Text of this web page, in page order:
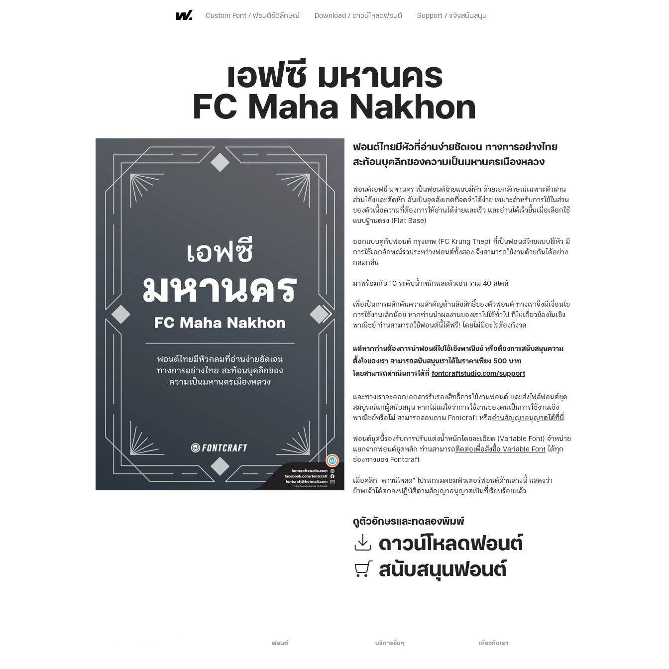
Custom Font / ฟอนต์อัตลักษณ์ Download / ดาวน์โหลดฟอนต์ Support / แจ้งสนับสนุน
เอฟซี มหานคร
FC Maha Nakhon
ฟอนต์ไทยมีหัวที่อ่านง่ายชัดเจน ทางการอย่างไทย
สะท้อนบุคลิกของความเป็นมหานครเมืองหลวง
ฟอนต์เอฟซี มหานคร เป็นฟอนต์ไทยแบบมีหัว ด้วยเอกลักษณ์เฉพาะตัวผ่าน
ส่วนโค้งและตัดหัก อันเป็นจุดสังเกตที่จดจำได้ง่าย เหมาะสำหรับการใช้ในส่วน
ของตัวเนื้อความที่ต้องการให้อ่านได้ง่ายและเร็ว และอ่านได้เร็วขึ้นเมื่อเลือกใช้
แบบฐานตรง (Flat Base)
ออกแบบคู่กับฟอนต์ กรุงเทพ (FC Krung Thep) ที่เป็นฟอนต์ไทยแบบไร้หัว มี
การใช้เอกลักษณ์ร่วมระหว่างฟอนต์ทั้งสอง จึงสามารถใช้งานด้วยกันได้อย่าง
กลมกลืน
มาพร้อมกับ 10 ระดับน้ำหนักและตัวเอน รวม 40 สไตล์
เพื่อเป็นการผลักดันความสำคัญด้านลิขสิทธิ์ของตัวฟอนต์ ทางเราจึงมีเงื่อนไข
การใช้งานเล็กน้อย หากท่านนำผลงานของเราไปใช้ทั่วไป ที่ไม่เกี่ยวข้องในเชิง
พาณิชย์ ท่านสามารถใช้ฟอนต์นี้ได้ฟรี! โดยไม่มีอะไรต้องกังวล
แต่หากท่านต้องการนำฟอนต์ไปใช้เชิงพาณิชย์ หรือต้องการสนับสนุนความ
ตั้งใจของเรา สามารถสนับสนุนเราได้ในราคาเพียง 500 บาท
โดยสามารถดำเนินการได้ที่ fontcraftstudio.com/support
และทางเราจะออกเอกสารรับรองสิทธิ์การใช้งานฟอนต์ และส่งไฟล์ฟอนต์ชุด
สมบูรณ์แก่ผู้สนับสนุน หากไม่แน่ใจว่าการใช้งานของตนเป็นการใช้งานเชิง
พาณิชย์หรือไม่ สามารถสอบถาม Fontcraft หรืออ่านสัญญาอนุญาตได้ที่นี่
ฟอนต์ชุดนี้รองรับการปรับแต่งน้ำหนักโดยละเอียด (Variable Font) จำหน่าย
แยกจากฟอนต์ชุดหลัก ท่านสามารถติดต่อเพื่อสั่งซื้อ Variable Font ได้ทุก
ช่องทางของ Fontcraft
เมื่อคลิก "ดาวน์โหลด" โปรแกรมคอมพิวเตอร์ฟอนต์ด้านล่างนี้ แสดงว่า
ข้าพเจ้าได้ตกลงปฏิบัติตามสัญญาอนุญาตเป็นที่เรียบร้อยแล้ว
ดูตัวอักษรและทดลองพิมพ์
⤓ ดาวน์โหลดฟอนต์
🛒 สนับสนุนฟอนต์
ฟอนต์ บริการอื่นๆ
เกี่ยวกับเรา